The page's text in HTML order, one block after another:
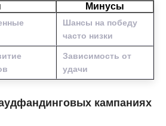
Минусы
Шансы на победу
часто низки
Зависимость от
удачи
кампаниях